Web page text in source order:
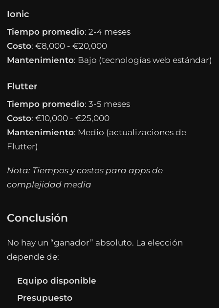
Ionic
Tiempo promedio: 2-4 meses
Costo: €8,000 - €20,000
Mantenimiento: Bajo (tecnologías web estándar)
Flutter
Tiempo promedio: 3-5 meses
Costo: €10,000 - €25,000
Mantenimiento: Medio (actualizaciones de
Flutter)
Nota: Tiempos y costos para apps de
complejidad media
Conclusión
No hay un “ganador” absoluto. La elección
depende de:
Equipo disponible
Presupuesto